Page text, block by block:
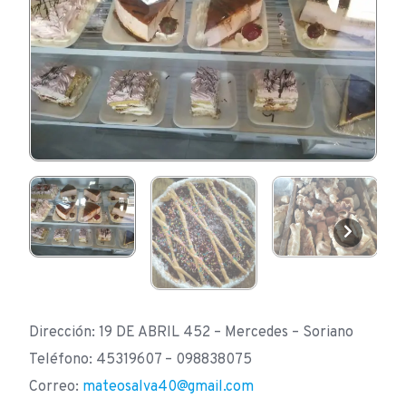
Dirección: 19 DE ABRIL 452 – Mercedes – Soriano
Teléfono: 45319607 – 098838075
Correo: mateosalva40@gmail.com